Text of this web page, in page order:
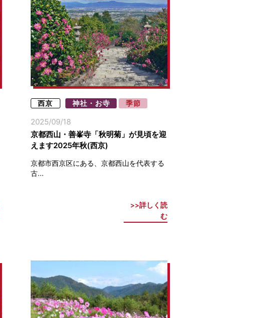
西京 神社・お寺 季節
2025/09/18
京都西山・善峯寺「秋明菊」が見頃を迎
えます2025年秋(西京)
京都市西京区にある、京都西山を代表する
古...
詳しく読
む